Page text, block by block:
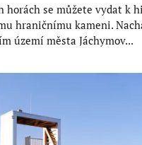
horách se můžete vydat k
hraničnímu kameni.
území města Jáchymov...